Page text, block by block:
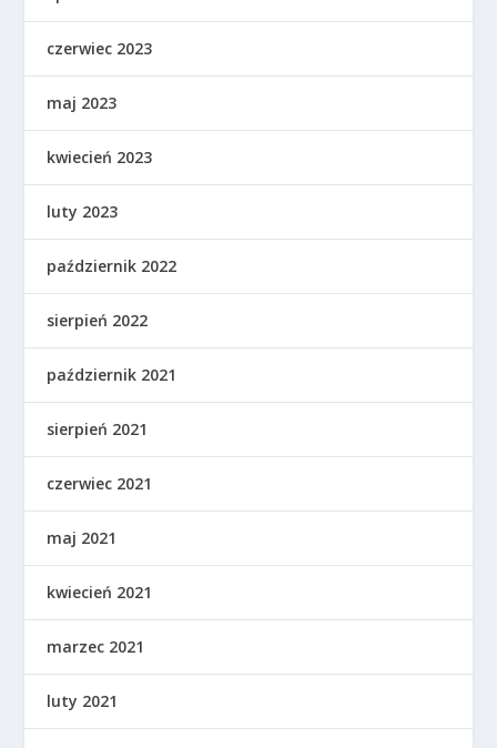
czerwiec 2023
maj 2023
kwiecień 2023
luty 2023
październik 2022
sierpień 2022
październik 2021
sierpień 2021
czerwiec 2021
maj 2021
kwiecień 2021
marzec 2021
luty 2021